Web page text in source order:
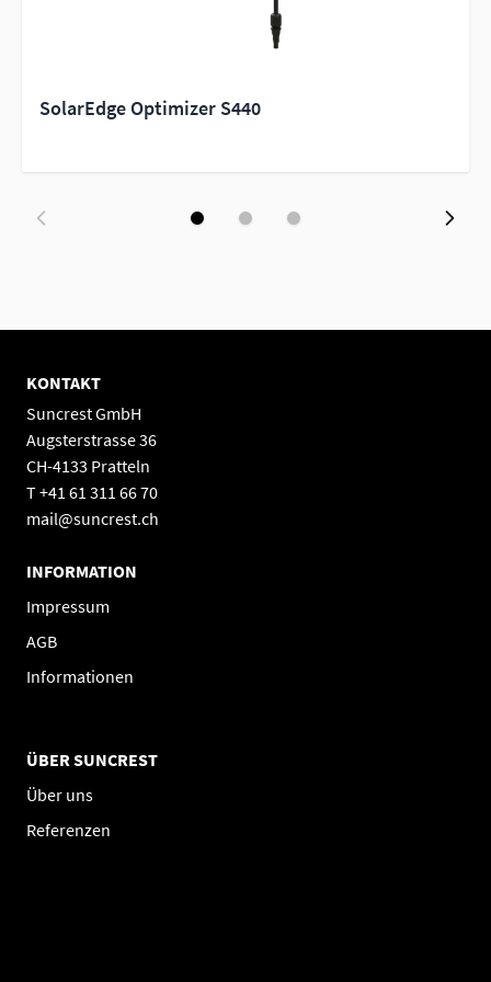
SolarEdge Optimizer S440
KONTAKT
Suncrest GmbH
Augsterstrasse 36
CH-4133 Pratteln
T +41 61 311 66 70
mail@suncrest.ch
INFORMATION
Impressum
AGB
Informationen
ÜBER SUNCREST
Über uns
Referenzen